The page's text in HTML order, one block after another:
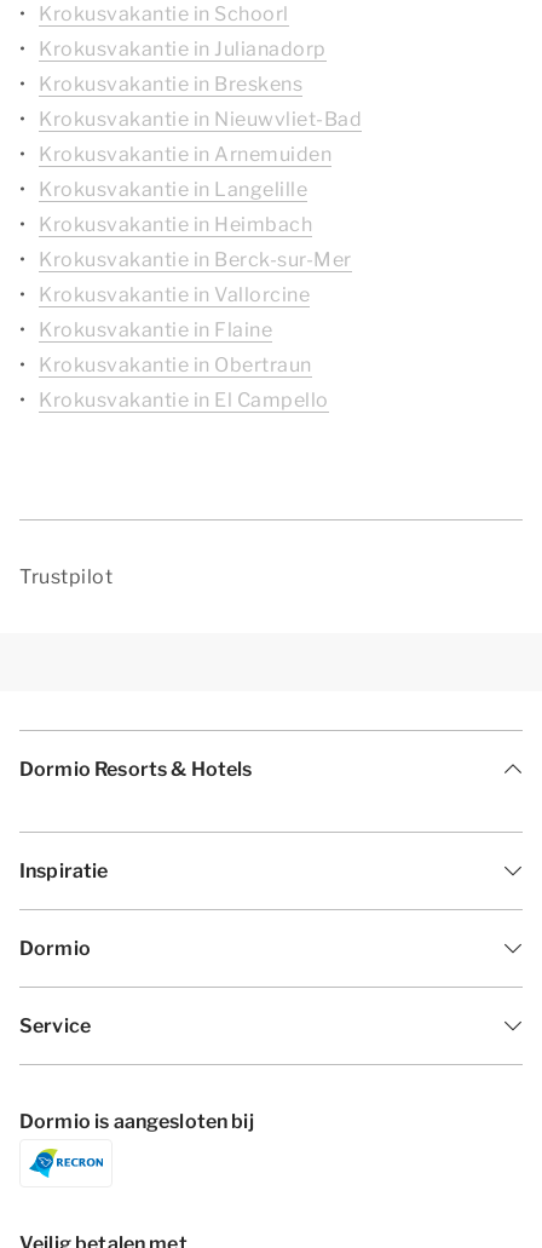
Krokusvakantie in Schoorl
Krokusvakantie in Julianadorp
Krokusvakantie in Breskens
Krokusvakantie in Nieuwvliet-Bad
Krokusvakantie in Arnemuiden
Krokusvakantie in Langelille
Krokusvakantie in Heimbach
Krokusvakantie in Berck-sur-Mer
Krokusvakantie in Vallorcine
Krokusvakantie in Flaine
Krokusvakantie in Obertraun
Krokusvakantie in El Campello
Trustpilot
Dormio Resorts & Hotels
Inspiratie
Dormio
Service
Dormio is aangesloten bij
Veilig betalen met